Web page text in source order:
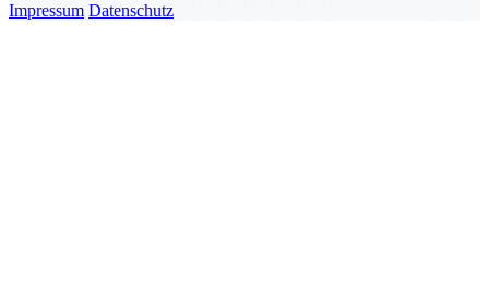
Impressum Datenschutz